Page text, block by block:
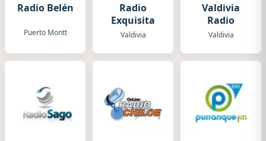
Radio Belén
Puerto Montt
Radio
Exquisita
Valdivia
Valdivia
Radio
Valdivia